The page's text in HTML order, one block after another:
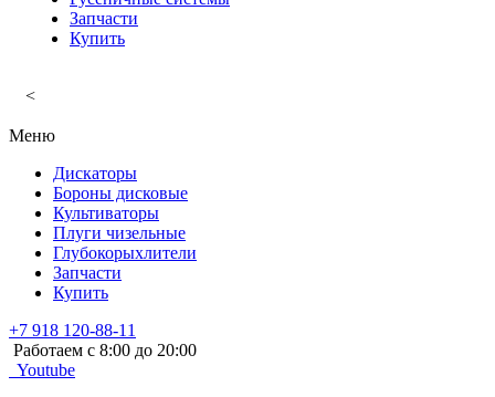
Запчасти
Купить
<
Меню
Дискаторы
Бороны дисковые
Культиваторы
Плуги чизельные
Глубокорыхлители
Запчасти
Купить
+7 918 120-88-11
Работаем c 8:00 до 20:00
Youtube